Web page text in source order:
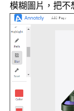
模糊圖片，把不